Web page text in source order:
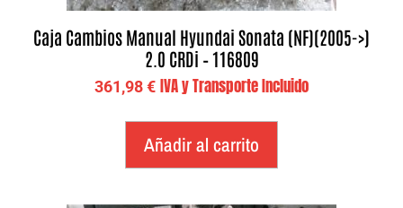
Caja Cambios Manual Hyundai Sonata (NF)(2005->)
2.0 CRDi – 116809
361,98€ IVA y Transporte Incluido
Añadir al carrito